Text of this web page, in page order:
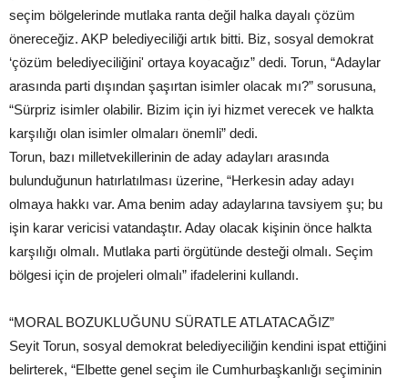
seçim bölgelerinde mutlaka ranta değil halka dayalı çözüm
önereceğiz. AKP belediyeciliği artık bitti. Biz, sosyal demokrat
‘çözüm belediyeciliğini' ortaya koyacağız” dedi. Torun, “Adaylar
arasında parti dışından şaşırtan isimler olacak mı?” sorusuna,
“Sürpriz isimler olabilir. Bizim için iyi hizmet verecek ve halkta
karşılığı olan isimler olmaları önemli” dedi.
Torun, bazı milletvekillerinin de aday adayları arasında
bulunduğunun hatırlatılması üzerine, “Herkesin aday adayı
olmaya hakkı var. Ama benim aday adaylarına tavsiyem şu; bu
işin karar vericisi vatandaştır. Aday olacak kişinin önce halkta
karşılığı olmalı. Mutlaka parti örgütünde desteği olmalı. Seçim
bölgesi için de projeleri olmalı” ifadelerini kullandı.
“MORAL BOZUKLUĞUNU SÜRATLE ATLATACAĞIZ”
Seyit Torun, sosyal demokrat belediyeciliğin kendini ispat ettiğini
belirterek, “Elbette genel seçim ile Cumhurbaşkanlığı seçiminin